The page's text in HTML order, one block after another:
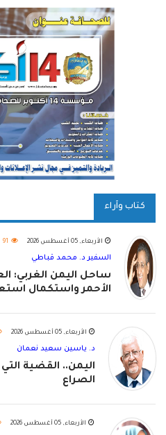
كتاب وآراء
الأربعاء, 05 أغسطس 2026 91
السفير د. محمد قباطي
ساحل اليمن الغربي:
الأحمر واستكمال
الأربعاء, 05 أغسطس 2026
د. ياسين سعيد نعمان
اليمن.. القضية
الصراع
الأربعاء, 05 أغسطس 2026